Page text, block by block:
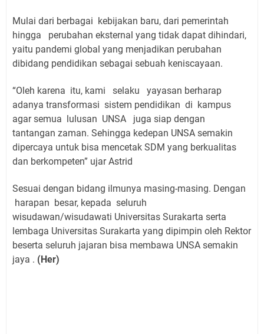
Mulai dari berbagai kebijakan baru, dari pemerintah
hingga perubahan eksternal yang tidak dapat dihindari,
yaitu pandemi global yang menjadikan perubahan
dibidang pendidikan sebagai sebuah keniscayaan.
“Oleh karena itu, kami selaku yayasan berharap
adanya transformasi sistem pendidikan di kampus
agar semua lulusan UNSA juga siap dengan
tantangan zaman. Sehingga kedepan UNSA semakin
dipercaya untuk bisa mencetak SDM yang berkualitas
dan berkompeten” ujar Astrid
Sesuai dengan bidang ilmunya masing-masing. Dengan
harapan besar, kepada seluruh
wisudawan/wisudawati Universitas Surakarta serta
lembaga Universitas Surakarta yang dipimpin oleh Rektor
beserta seluruh jajaran bisa membawa UNSA semakin
jaya . (Her)